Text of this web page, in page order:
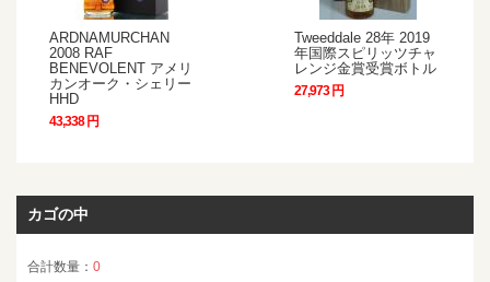
ARDNAMURCHAN
2008 RAF
BENEVOLENT アメリ
カンオーク・シェリー
HHD
43,338 円
Tweeddale 28年 2019
年国際スピリッツチャ
レンジ金賞受賞ボトル
27,973 円
カゴの中
合計数量： 0